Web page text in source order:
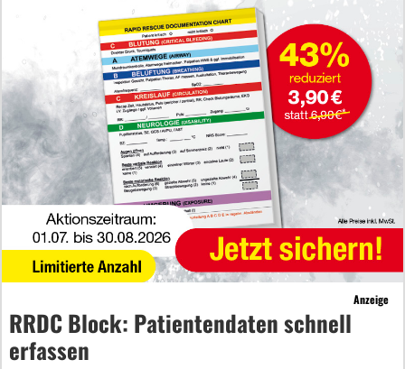
Anzeige
RRDC Block: Patientendaten schnell
erfassen